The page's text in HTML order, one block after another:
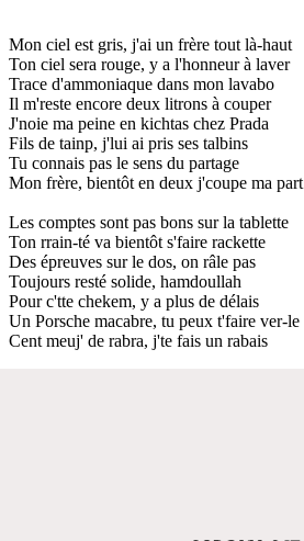
Mon ciel est gris, j'ai un frère tout là-haut
Ton ciel sera rouge, y a l'honneur à laver
Trace d'ammoniaque dans mon lavabo
Il m'reste encore deux litrons à couper
J'noie ma peine en kichtas chez Prada
Fils de tainp, j'lui ai pris ses talbins
Tu connais pas le sens du partage
Mon frère, bientôt en deux j'coupe ma part
Les comptes sont pas bons sur la tablette
Ton rrain-té va bientôt s'faire rackette
Des épreuves sur le dos, on râle pas
Toujours resté solide, hamdoullah
Pour c'tte chekem, y a plus de délais
Un Porsche macabre, tu peux t'faire ver-le
Cent meuj' de rabra, j'te fais un rabais